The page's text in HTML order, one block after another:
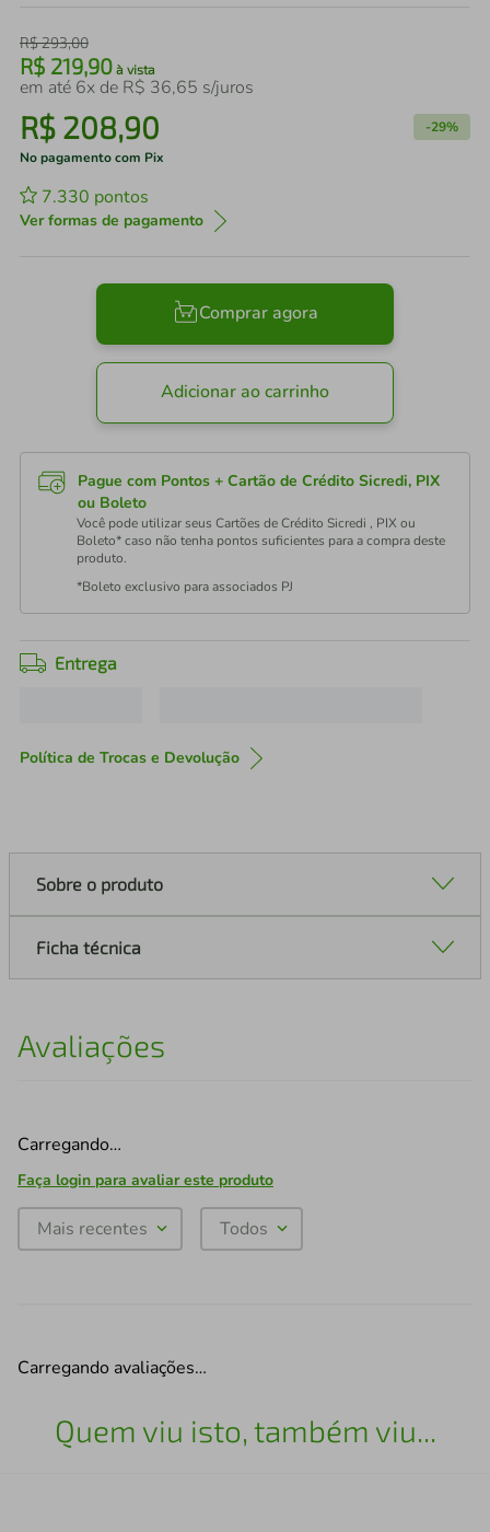
R$293,00
R$ 219,90 à vista
em até 6x de R$ 36,65 s/juros
R$ 208,90 -29%
No pagamento com Pix
7.330 pontos
Ver formas de pagamento
Comprar agora
Adicionar ao carrinho
Pague com Pontos + Cartão de Crédito Sicredi, PIX
ou Boleto
Você pode utilizar seus Cartões de Crédito Sicredi , PIX ou
Boleto* caso não tenha pontos suficientes para a compra deste
produto.
*Boleto exclusivo para associados PJ
Entrega
Política de Trocas e Devolução
Sobre o produto
Ficha técnica
Avaliações
Carregando…
Faça login para avaliar este produto
Mais recentes Todos
Carregando avaliações…
Quem viu isto, também viu...